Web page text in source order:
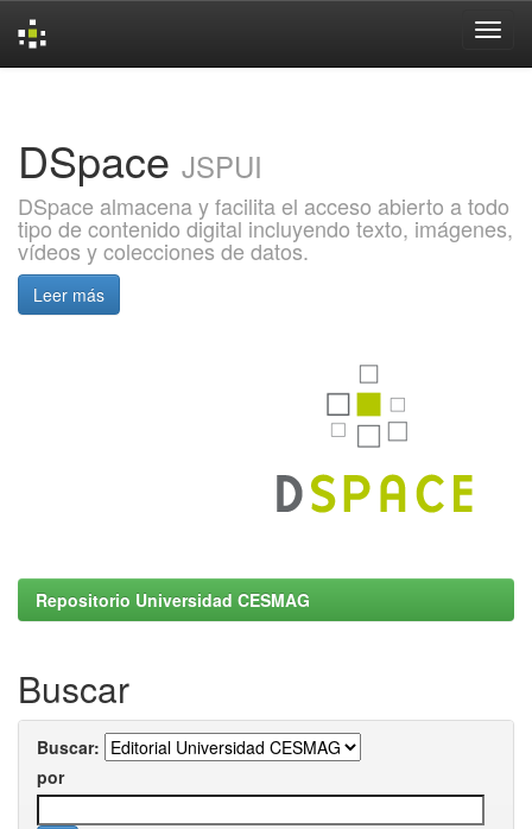
DSpace JSPUI
DSpace almacena y facilita el acceso abierto a todo
tipo de contenido digital incluyendo texto, imágenes,
vídeos y colecciones de datos.
Leer más
Repositorio Universidad CESMAG
Buscar
Buscar:
por